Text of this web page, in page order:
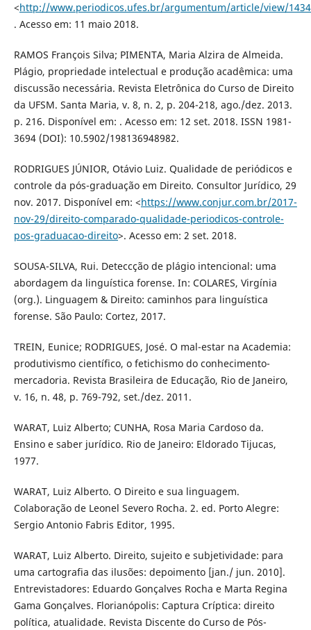
<http://www.periodicos.ufes.br/argumentum/article/view/1434
. Acesso em: 11 maio 2018.
RAMOS François Silva; PIMENTA, Maria Alzira de Almeida.
Plágio, propriedade intelectual e produção acadêmica: uma
discussão necessária. Revista Eletrônica do Curso de Direito
da UFSM. Santa Maria, v. 8, n. 2, p. 204-218, ago./dez. 2013.
p. 216. Disponível em: . Acesso em: 12 set. 2018. ISSN 1981-
3694 (DOI): 10.5902/198136948982.
RODRIGUES JÚNIOR, Otávio Luiz. Qualidade de periódicos e
controle da pós-graduação em Direito. Consultor Jurídico, 29
nov. 2017. Disponível em: <https://www.conjur.com.br/2017-
nov-29/direito-comparado-qualidade-periodicos-controle-
pos-graduacao-direito>. Acesso em: 2 set. 2018.
SOUSA-SILVA, Rui. Deteccção de plágio intencional: uma
abordagem da linguística forense. In: COLARES, Virgínia
(org.). Linguagem & Direito: caminhos para linguística
forense. São Paulo: Cortez, 2017.
TREIN, Eunice; RODRIGUES, José. O mal-estar na Academia:
produtivismo científico, o fetichismo do conhecimento-
mercadoria. Revista Brasileira de Educação, Rio de Janeiro,
v. 16, n. 48, p. 769-792, set./dez. 2011.
WARAT, Luiz Alberto; CUNHA, Rosa Maria Cardoso da.
Ensino e saber jurídico. Rio de Janeiro: Eldorado Tijucas,
1977.
WARAT, Luiz Alberto. O Direito e sua linguagem.
Colaboração de Leonel Severo Rocha. 2. ed. Porto Alegre:
Sergio Antonio Fabris Editor, 1995.
WARAT, Luiz Alberto. Direito, sujeito e subjetividade: para
uma cartografia das ilusões: depoimento [jan./ jun. 2010].
Entrevistadores: Eduardo Gonçalves Rocha e Marta Regina
Gama Gonçalves. Florianópolis: Captura Críptica: direito
política, atualidade. Revista Discente do Curso de Pós-